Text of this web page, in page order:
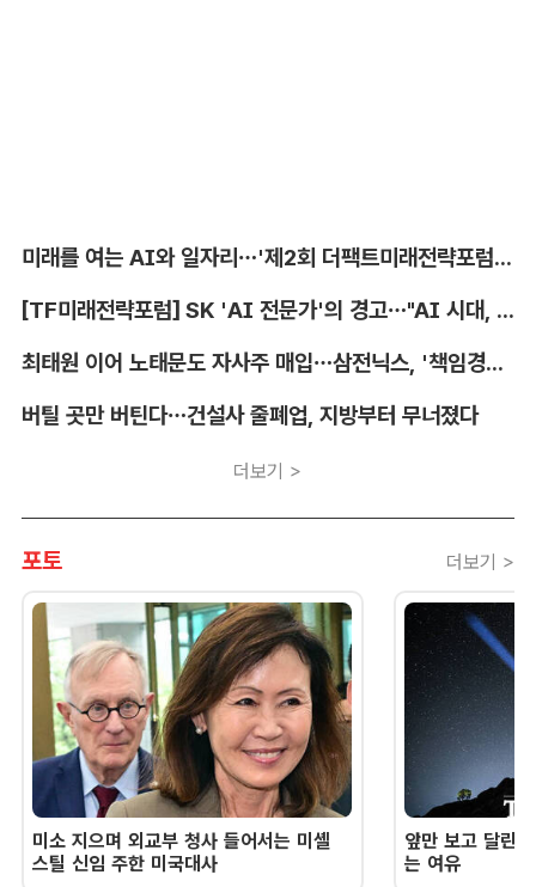
미래를 여는 AI와 일자리…'제2회 더팩트미래전략포럼' 참가 신청
[TF미래전략포럼] SK 'AI 전문가'의 경고…"AI 시대, 인재 격차 더 커진다"
최태원 이어 노태문도 자사주 매입…삼전닉스, '책임경영' 공고화
버틸 곳만 버틴다…건설사 줄폐업, 지방부터 무너졌다
더보기 >
포토 더보기 >
미소 지으며 외교부 청사 들어서는 미셸
스틸 신임 주한 미국대사
앞만 보고 달린
는 여유